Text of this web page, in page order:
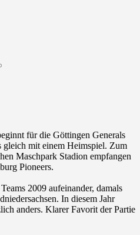
für die Göttingen Generals
gleich mit einem Heimspiel. Zum
Maschpark Stadion empfangen
Pioneers.
2009 aufeinander, damals
In diesem Jahr
anders. Klarer Favorit der Partie